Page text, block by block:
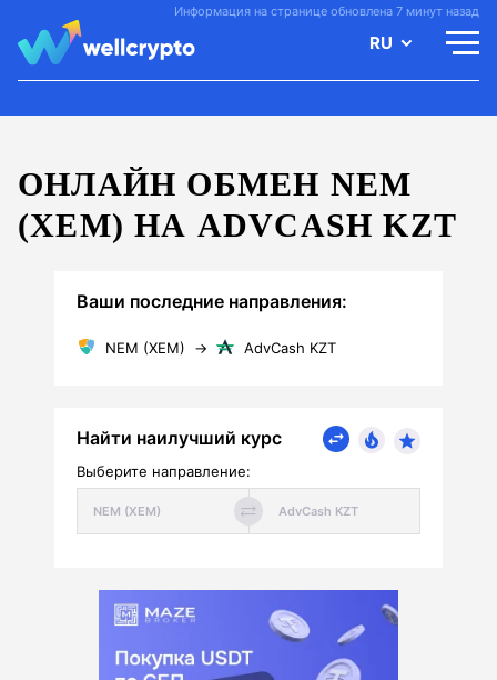
Информация на странице обновлена 7 минут назад
RU
ОНЛАЙН ОБМЕН NEM
(XEM) НА ADVCASH KZT
Ваши последние направления:
NEM (XEM) → AdvCash KZT
Найти наилучший курс
Выберите направление: